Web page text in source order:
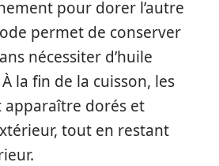
pour dorer l’autre
permet de conserver
nécessiter d’huile
la fin de la cuisson, les
dorés et
tout en restant